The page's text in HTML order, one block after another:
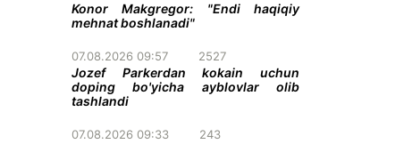
Konor Makgregor: "Endi haqiqiy
mehnat boshlanadi"
07.08.2026 09:57 2527
Jozef Parkerdan kokain uchun
doping bo'yicha ayblovlar olib
tashlandi
07.08.2026 09:33 243